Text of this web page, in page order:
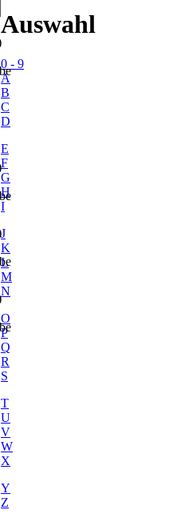
Auswahl
0 - 9
A
B
C
D
E
F
G
H
I
J
K
L
M
N
O
P
Q
R
S
T
U
V
W
X
Y
Z